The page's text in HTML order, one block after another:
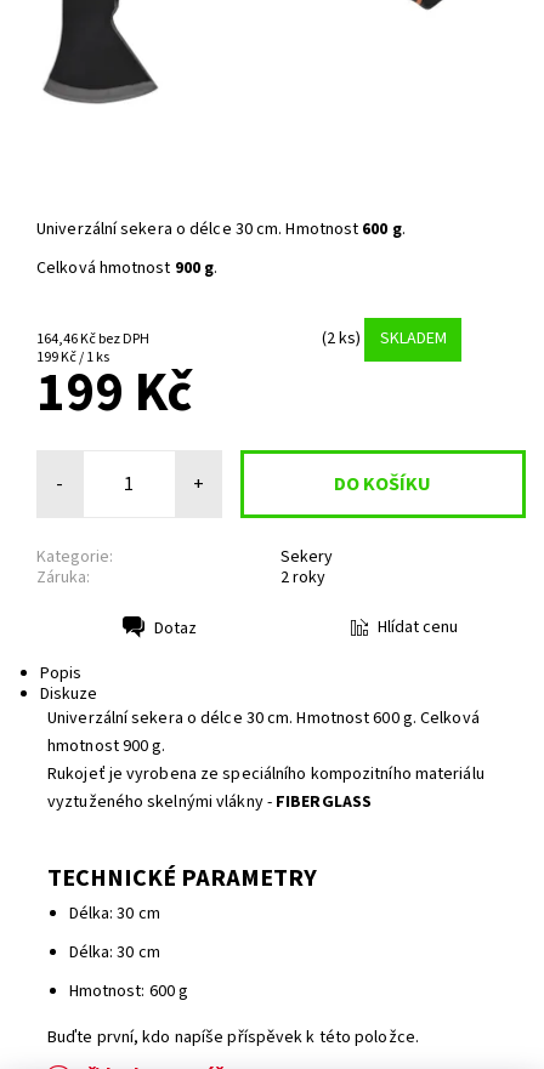
Univerzální sekera o délce 30 cm. Hmotnost 600 g.
Celková hmotnost 900 g.
164,46 Kč bez DPH
199 Kč / 1 ks
(2 ks) SKLADEM
199 Kč
- +
Kategorie:
Sekery
Záruka:
2 roky
Dotaz
Hlídat cenu
Popis
Diskuze
Univerzální sekera o délce 30 cm. Hmotnost 600 g. Celková
hmotnost 900 g.
Rukojeť je vyrobena ze speciálního kompozitního materiálu
vyztuženého skelnými vlákny - FIBERGLASS
TECHNICKÉ PARAMETRY
Délka: 30 cm
Délka: 30 cm
Hmotnost: 600 g
Buďte první, kdo napíše příspěvek k této položce.